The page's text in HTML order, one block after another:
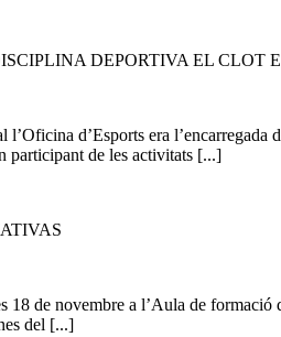
DEPORTIVA EL CLOT
d’Esports era
participant de les activitats [...]
de novembre a l’Aula de
del [...]